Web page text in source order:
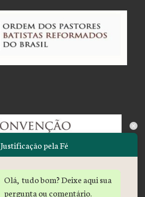
Justificação pela Fé
Olá, tudo bom? Deixe aqui sua
pergunta ou comentário.